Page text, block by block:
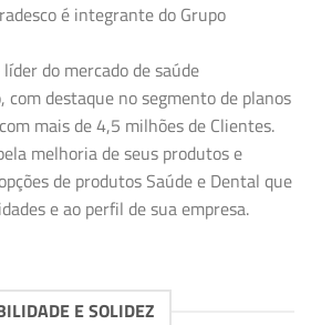
é integrante do Grupo
do mercado de saúde
destaque no segmento de planos
mais de 4,5 milhões de Clientes.
melhoria de seus produtos e
de produtos Saúde e Dental que
e ao perfil de sua empresa.
E SOLIDEZ